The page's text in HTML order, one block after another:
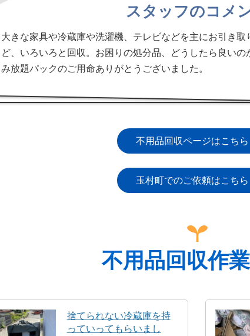
スタッフのコメ
大きな家具や冷蔵庫や洗濯機、テレビなどを主にお引き
ど、いろいろと回収。お困りの処分品、どうしたら良い
み放題パックのご用命ありがとうございました。
不用品回収ページはこちら
玉村町でのご依頼はこちら
不用品回収作
捨てられない冷蔵庫を持
っていってもらいまし